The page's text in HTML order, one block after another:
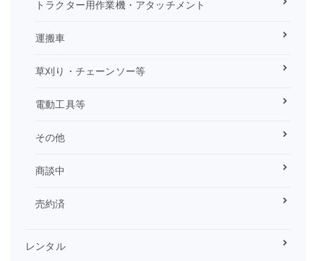
トラクター用作業機・アタッチメント
運搬車
草刈り・チェーンソー等
電動工具等
その他
商談中
売約済
レンタル